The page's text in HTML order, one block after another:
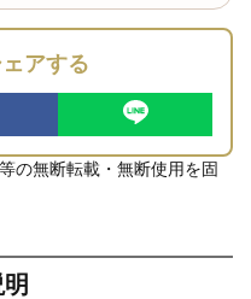
アする
の無断転載・無断使用を固